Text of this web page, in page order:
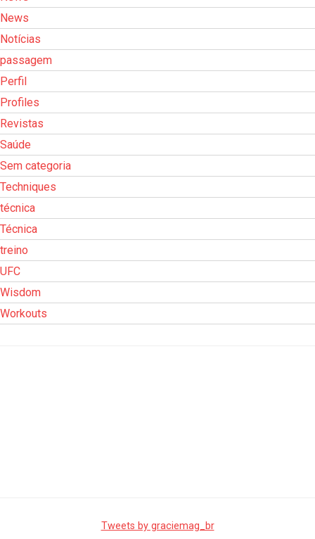
News
Notícias
passagem
Perfil
Profiles
Revistas
Saúde
Sem categoria
Techniques
técnica
Técnica
treino
UFC
Wisdom
Workouts
Tweets by graciemag_br